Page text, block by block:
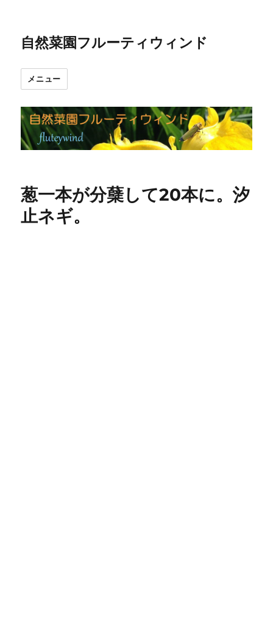
自然菜園フルーティウィンド
メニュー
葱一本が分蘖して20本に。汐
止ネギ。